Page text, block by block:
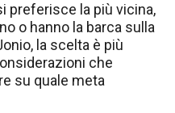
preferisce la più vicina,
o hanno la barca sulla
la scelta è più
che
su quale meta